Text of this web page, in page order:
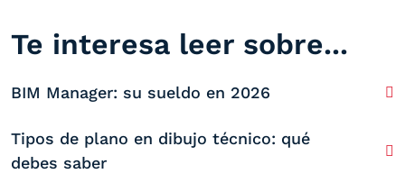
Te interesa leer sobre...
BIM Manager: su sueldo en 2026
Tipos de plano en dibujo técnico: qué
debes saber